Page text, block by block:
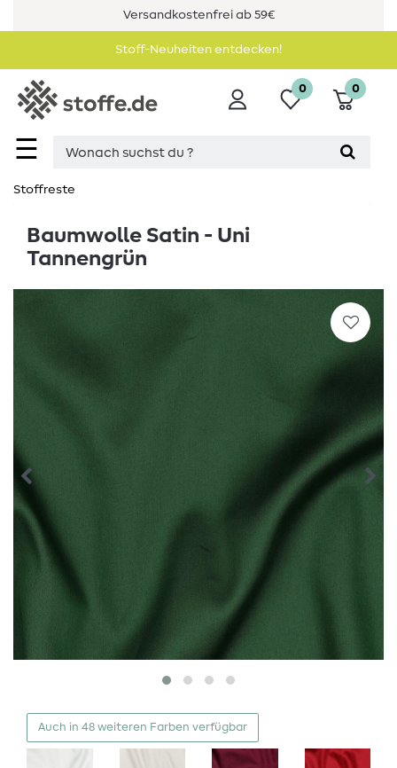
Versandkostenfrei ab 59€
Stoff-Neuheiten entdecken!
☰
0 0
Stoffreste
Baumwolle Satin - Uni
Tannengrün
Auch in 48 weiteren Farben verfügbar